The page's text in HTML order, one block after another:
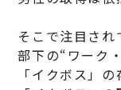
そこで注目され
部下の“ワーク
「イクボス」の